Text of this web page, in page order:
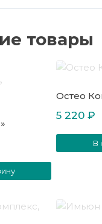
товары
Остео
5 220 ₽
В